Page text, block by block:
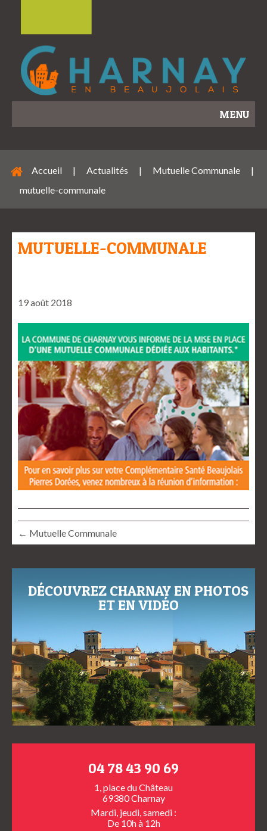
MENU
Accueil | Actualités | Mutuelle Communale
|
mutuelle-communale
MUTUELLE-COMMUNALE
19 août 2018
← Mutuelle Communale
DÉCOUVREZ CHARNAY EN PHOTOS
ET EN VIDÉO
04 78 43 90 69
1, place du Château
69380 Charnay
Mardi, jeudi, samedi :
De 10h à 12h